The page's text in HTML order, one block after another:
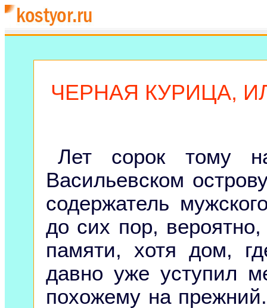
ЧЕРНАЯ КУРИЦА,
Лет сорок тому
Васильевском
содержатель
до сих пор,
памяти, хотя дом,
давно уже уступил
похожему на